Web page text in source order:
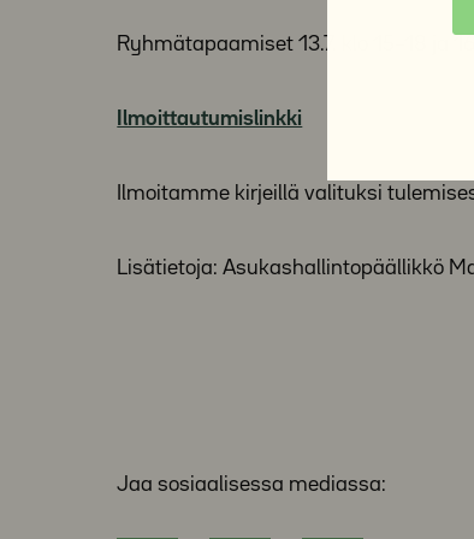
Ryhmätapaamiset 13.7. klo 15–18 ja
Ilmoittautumislinkki
Ilmoitamme kirjeillä valituksi
Lisätietoja: Asukashallintopäällikkö
Jaa sosiaalisessa mediassa: